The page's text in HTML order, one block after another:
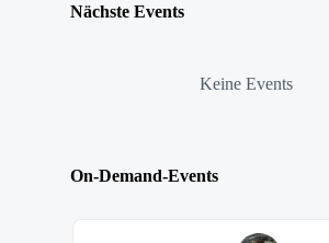
Nächste Events
Keine Events
On-Demand-Events